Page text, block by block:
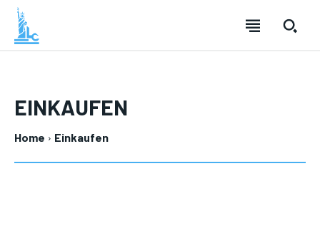
EINKAUFEN
Home Einkaufen